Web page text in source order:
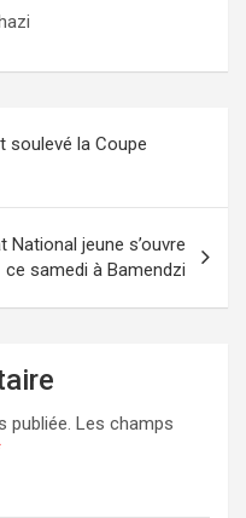
soulevé la Coupe
jeune s’ouvre
ce samedi à Bamendzi
publiée. Les champs